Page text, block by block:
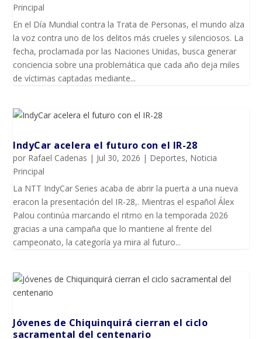
Principal
En el Día Mundial contra la Trata de Personas, el mundo alza
la voz contra uno de los delitos más crueles y silenciosos. La
fecha, proclamada por las Naciones Unidas, busca generar
conciencia sobre una problemática que cada año deja miles
de víctimas captadas mediante...
IndyCar acelera el futuro con el IR-28
por Rafael Cadenas | Jul 30, 2026 | Deportes, Noticia
Principal
La NTT IndyCar Series acaba de abrir la puerta a una nueva
eracon la presentación del IR-28,. Mientras el español Álex
Palou continúa marcando el ritmo en la temporada 2026
gracias a una campaña que lo mantiene al frente del
campeonato, la categoría ya mira al futuro...
Jóvenes de Chiquinquirá cierran el ciclo
sacramental del centenario